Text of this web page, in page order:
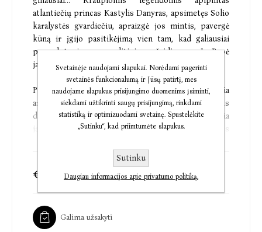
atlantiečių princas Kastylis Danyras, apsimetęs Solio
karalystės gvardiečiu, apraizgė jos mintis, pavergė
kūną ir įgijo pasitikėjimą vien tam, kad galiausiai
panaudotų ją savo politiniams žaidimams. Ir Popė
jam už tai nedovanos.
Prievarta atitremta į svetimus kraštus, Penelafė jaučia
artėjant dar baisesnius neramumus: atlantiečiai vis
dažniau šnibždasi apie bręstantį karą, karalius siekia
ją panaudoti kaip jauką, Nužengusieji trokšta jos
besąlygiškai juo pasitikėti. Supant grėsmėms, Popės
galios jausti kitų emocijas ir numalšinti skausmą
netikėtai ima stiprėti, ir ji pajunta pirmą sykį galinti
visa tai valdyti.
Pražūčiai tykant už kiekvieno kampo, Popei teks
€18,74 €22,85
Galima užsakyti
Svetainėje naudojami slapukai. Norėdami pagerinti
svetainės funkcionalumą ir Jūsų patirtį, mes
naudojame slapukus prisijungimo duomenims įsiminti,
siekdami užtikrinti saugų prisijungimą, rinkdami
statistiką ir optimizuodami svetainę. Spustelėkite
„Sutinku“, kad priimtumėte slapukus.
Sutinku
Daugiau informacijos apie privatumo politiką.